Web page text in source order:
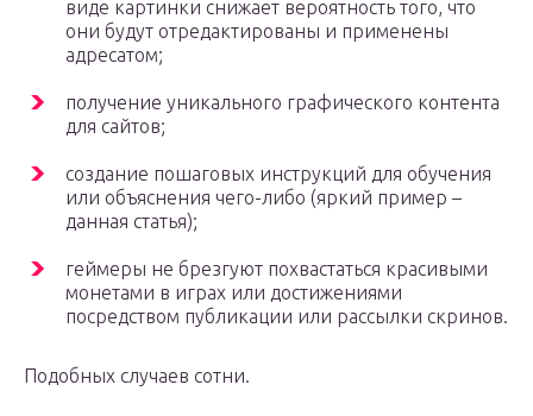
виде картинки снижает вероятность того, что
они будут отредактированы и применены
адресатом;
получение уникального графического контента
для сайтов;
создание пошаговых инструкций для обучения
или объяснения чего-либо (яркий пример –
данная статья);
геймеры не брезгуют похвастаться красивыми
монетами в играх или достижениями
посредством публикации или рассылки скринов.
Подобных случаев сотни.